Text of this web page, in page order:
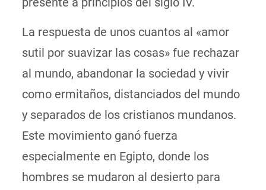
La respuesta de unos cuantos al «amor
sutil por suavizar las cosas» fue rechazar
al mundo, abandonar la sociedad y vivir
como ermitaños, distanciados del mundo
y separados de los cristianos mundanos.
Este movimiento ganó fuerza
especialmente en Egipto, donde los
hombres se mudaron al desierto para